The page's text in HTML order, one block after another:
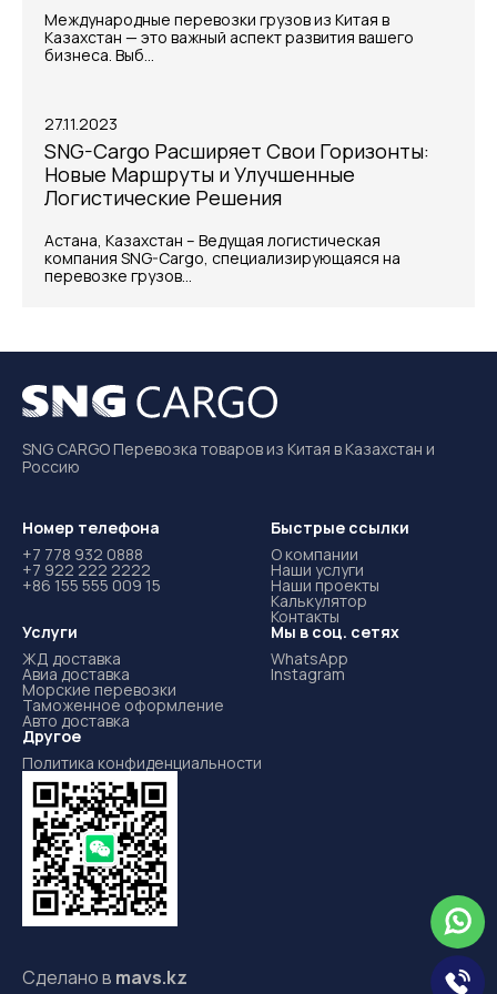
Международные перевозки грузов из Китая в
Казахстан — это важный аспект развития вашего
бизнеса. Выб...
27.11.2023
SNG-Cargo Расширяет Свои Горизонты:
Новые Маршруты и Улучшенные
Логистические Решения
Астана, Казахстан – Ведущая логистическая
компания SNG-Cargo, специализирующаяся на
перевозке грузов...
SNG CARGO Перевозка товаров из Китая в Казахстан и
Россию
Номер телефона
+7 778 932 0888
+7 922 222 2222
+86 155 555 009 15
Быстрые ссылки
О компании
Наши услуги
Наши проекты
Калькулятор
Контакты
Услуги
ЖД доставка
Авиа доставка
Морские перевозки
Таможенное оформление
Авто доставка
Мы в соц. сетях
WhatsApp
Instagram
Другое
Политика конфиденциальности
Сделано в mavs.kz